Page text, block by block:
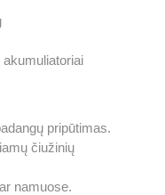
pripūtimas.
čiužinių
namuose.